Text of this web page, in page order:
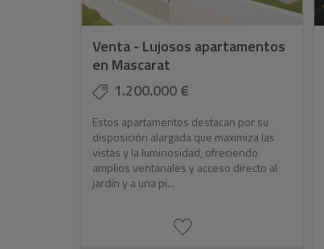
Venta - Lujosos apartamentos
en Mascarat
1.200.000 €
Estos apartamentos destacan por su
disposición alargada que maximiza las
vistas y la luminosidad, ofreciendo
amplios ventanales y acceso directo al
jardín y a una pi...